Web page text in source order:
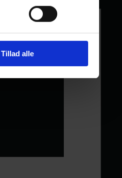
Tillad alle